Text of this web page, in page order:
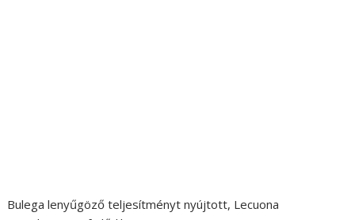
Bulega lenyűgöző teljesítményt nyújtott, Lecuona